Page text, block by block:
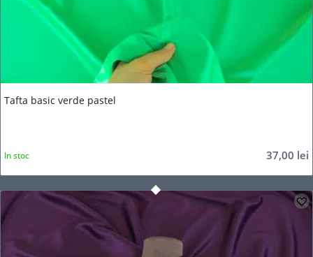
Tafta basic verde pastel
37,00 lei
In stoc